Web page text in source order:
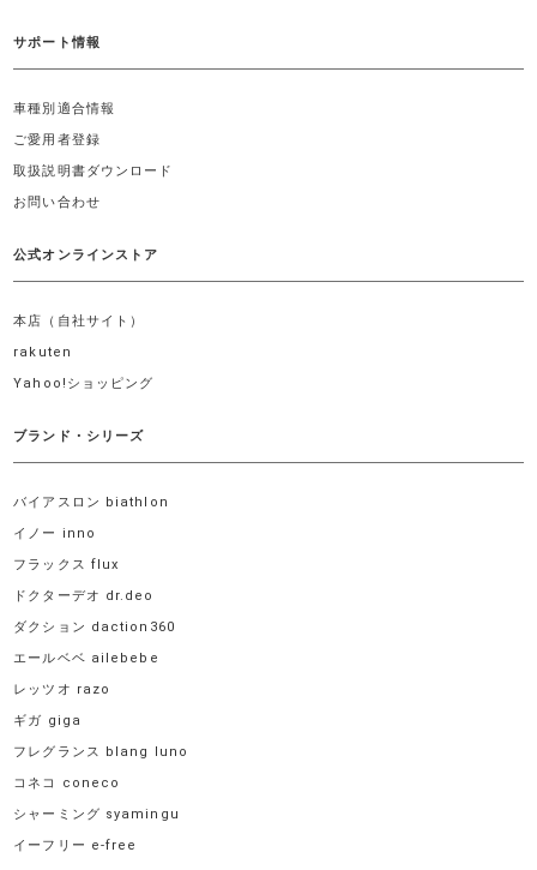
サポート情報
車種別適合情報
ご愛用者登録
取扱説明書ダウンロード
お問い合わせ
公式オンラインストア
本店（自社サイト）
rakuten
Yahoo!ショッピング
ブランド・シリーズ
バイアスロン biathlon
イノー inno
フラックス flux
ドクターデオ dr.deo
ダクション daction360
エールベベ ailebebe
レッツオ razo
ギガ giga
フレグランス blang luno
コネコ coneco
シャーミング syamingu
イーフリー e-free